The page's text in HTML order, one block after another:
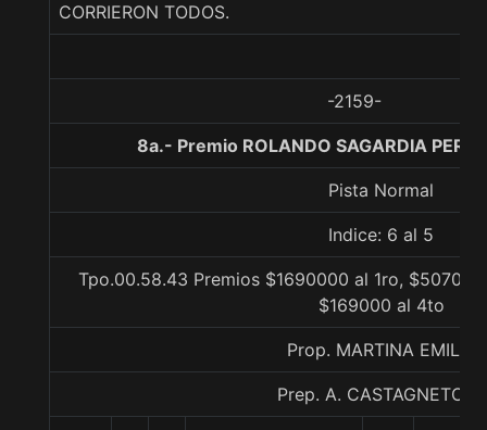
CORRIERON TODOS.
-2159-
8a.- Premio ROLANDO SAGARDIA
Pista Normal
Indice: 6 al 5
Tpo.00.58.43 Premios $1690000 al 1ro,
$169000 al 4to
Prop. MARTINA EMILIA
Prep. A. CASTAGNETO U.